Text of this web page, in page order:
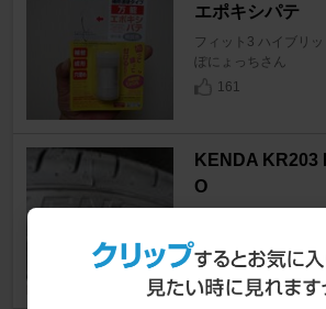
エポキシパテ
フィット3 ハイブリッ
ぽにょっちさん
161
KENDA KR203
O
8